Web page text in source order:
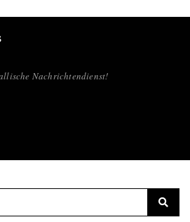
Nachrichtendienst!